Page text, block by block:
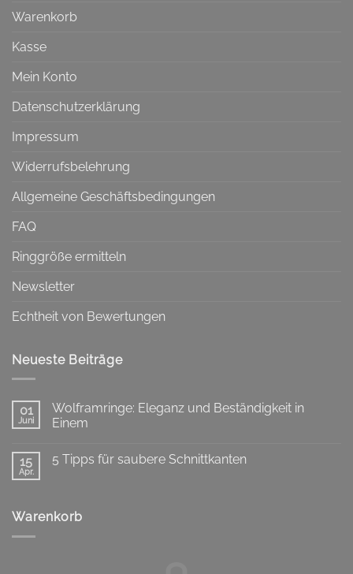
Warenkorb
Kasse
Mein Konto
Datenschutzerklärung
Impressum
Widerrufsbelehrung
Allgemeine Geschäftsbedingungen
FAQ
Ringgröße ermitteln
Newsletter
Echtheit von Bewertungen
Neueste Beiträge
01
Juni
Wolframringe: Eleganz und Beständigkeit in
Einem
zu
Wolframringe:
in
Einem
15
Apr.
5 Tipps für saubere Schnittkanten
Tipps
Warenkorb